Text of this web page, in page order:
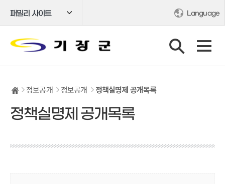
패밀리 사이트 Language
정보공개 정보공개 정책실명제 공개목록
정책실명제 공개목록